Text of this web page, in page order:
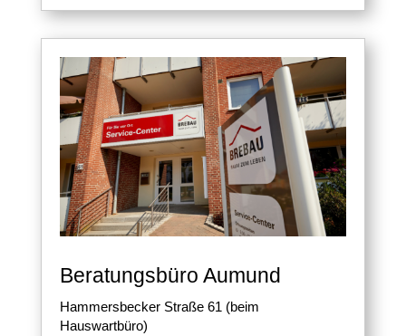
Beratungsbüro Aumund
Hammersbecker Straße 61 (beim
Hauswartbüro)